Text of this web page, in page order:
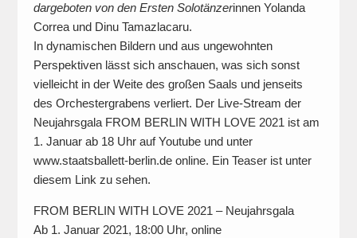
dargeboten von den Ersten Solotänzerinnen Yolanda
Correa und Dinu Tamazlacaru.
In dynamischen Bildern und aus ungewohnten
Perspektiven lässt sich anschauen, was sich sonst
vielleicht in der Weite des großen Saals und jenseits
des Orchestergrabens verliert. Der Live-Stream der
Neujahrsgala FROM BERLIN WITH LOVE 2021 ist am
1. Januar ab 18 Uhr auf Youtube und unter
www.staatsballett-berlin.de online. Ein Teaser ist unter
diesem Link zu sehen.
FROM BERLIN WITH LOVE 2021 – Neujahrsgala
Ab 1. Januar 2021, 18:00 Uhr, online